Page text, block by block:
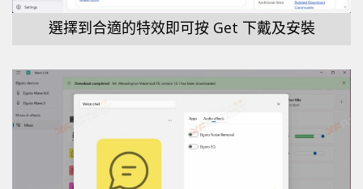
選擇到合適的特效即可按 Get 下戴及安裝